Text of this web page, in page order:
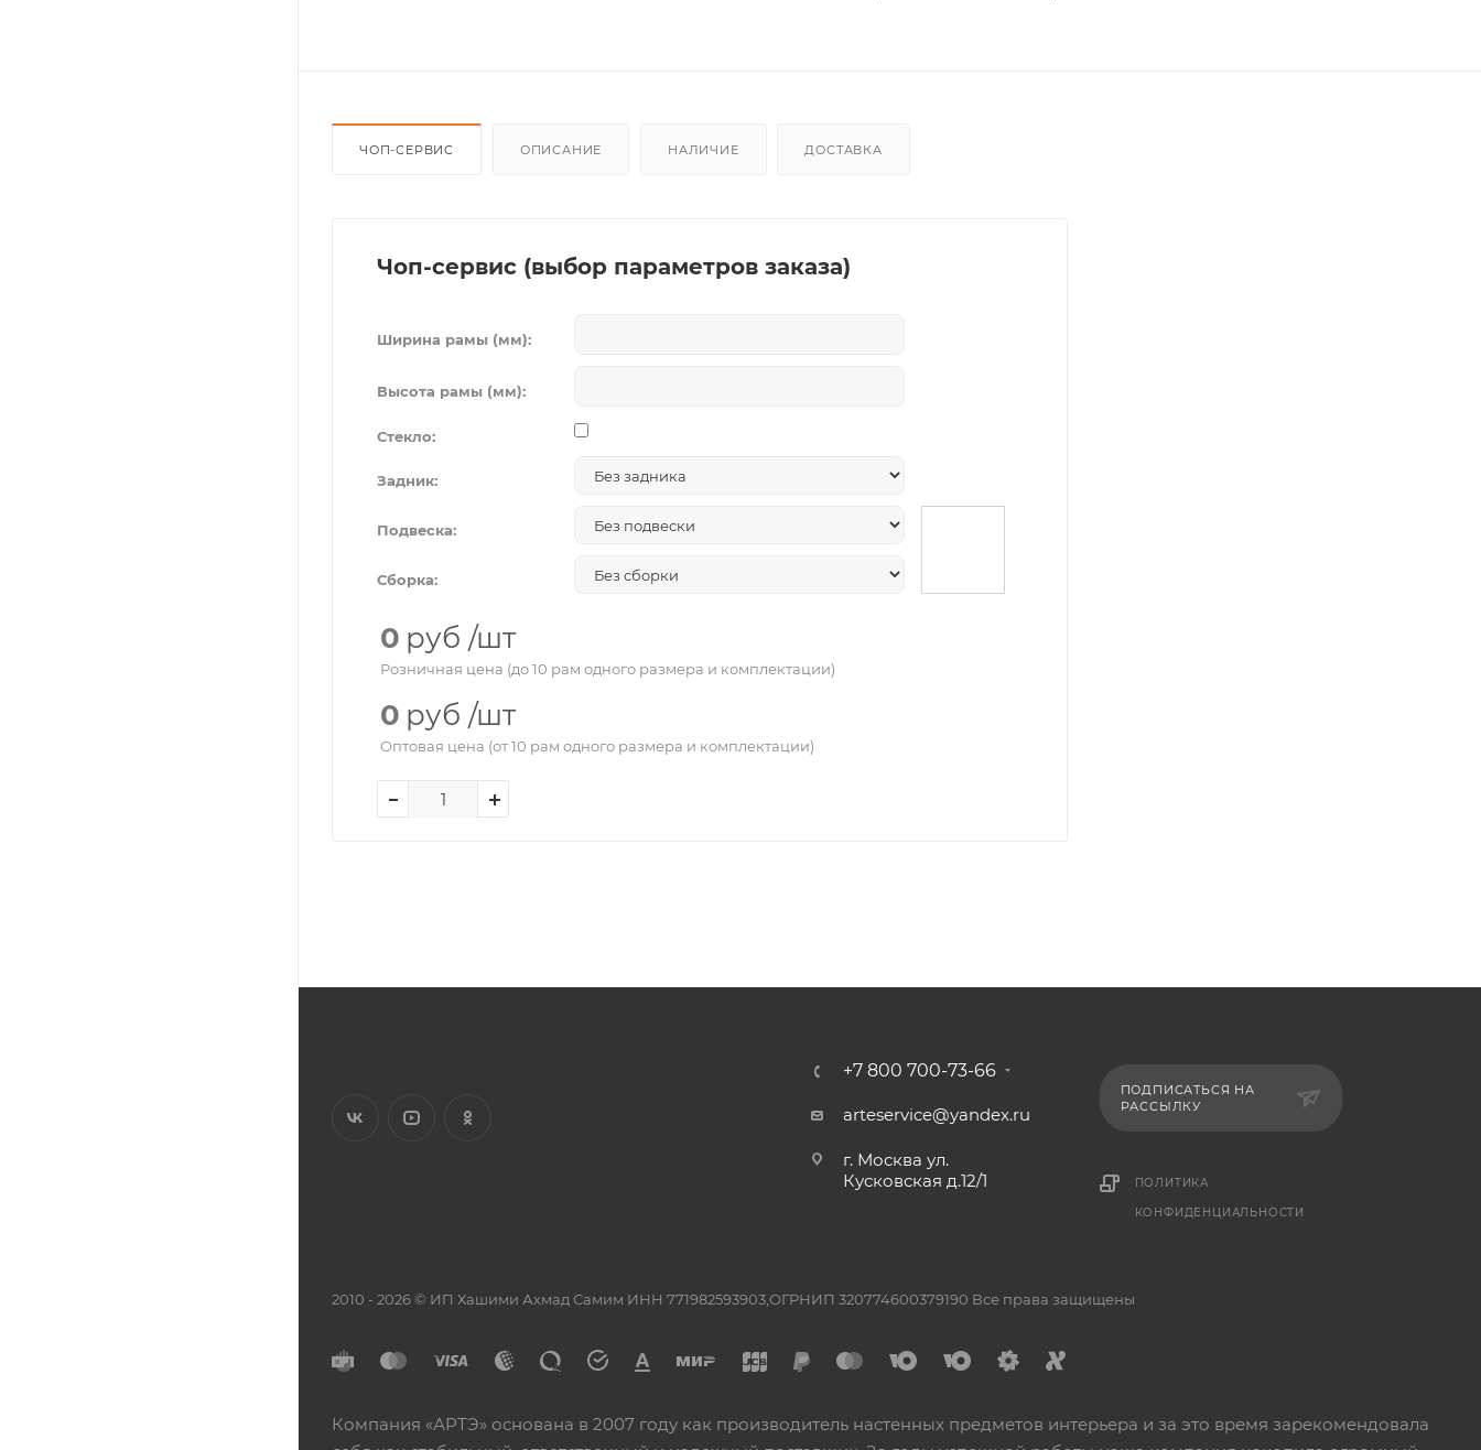
ЧОП-СЕРВИС ОПИСАНИЕ НАЛИЧИЕ ДОСТАВКА
Чоп-сервис (выбор параметров заказа)
Ширина рамы (мм):
Высота рамы (мм):
Стекло:
Задник:
Подвеска:
Сборка:
0 руб /шт
Розничная цена (до 10 рам одного размера и комплектации)
0 руб /шт
Оптовая цена (от 10 рам одного размера и комплектации)
+7 800 700-73-66
arteservice@yandex.ru
г. Москва ул.
Кусковская д.12/1
ПОДПИСАТЬСЯ НА
РАССЫЛКУ
ПОЛИТИКА
КОНФИДЕНЦИАЛЬНОСТИ
2010 - 2026 © ИП Хашими Ахмад Самим ИНН 771982593903,ОГРНИП 320774600379190 Все права защищены
Компания «АРТЭ» основана в 2007 году как производитель настенных предметов интерьера и за это время зарекомендовала